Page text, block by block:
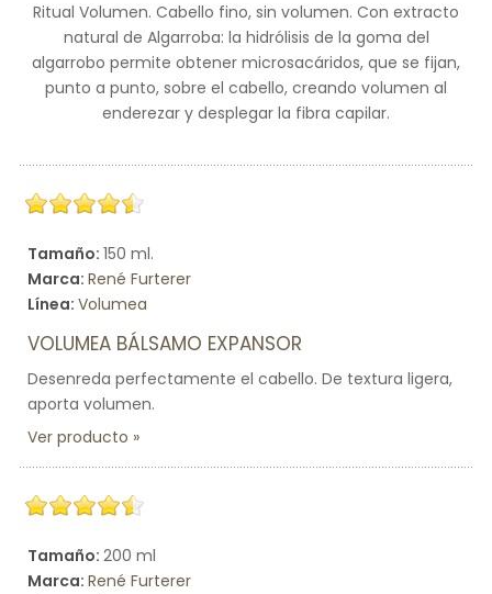
Ritual Volumen. Cabello fino, sin volumen. Con extracto
natural de Algarroba: la hidrólisis de la goma del
algarrobo permite obtener microsacáridos, que se fijan,
punto a punto, sobre el cabello, creando volumen al
enderezar y desplegar la fibra capilar.
Tamaño: 150 ml.
Marca: René Furterer
Línea: Volumea
VOLUMEA BÁLSAMO EXPANSOR
Desenreda perfectamente el cabello. De textura ligera,
aporta volumen.
Ver producto
Tamaño: 200 ml
Marca: René Furterer